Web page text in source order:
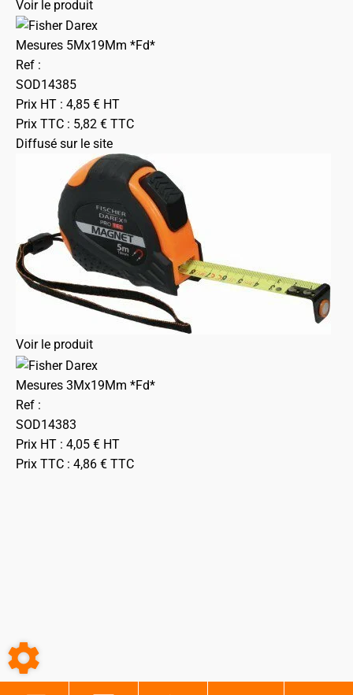
Voir le produit
Mesures 5Mx19Mm *Fd*
Ref :
SOD14385
Prix HT : 4,85 € HT
Prix TTC : 5,82 € TTC
Diffusé sur le site
Voir le produit
Mesures 3Mx19Mm *Fd*
Ref :
SOD14383
Prix HT : 4,05 € HT
Prix TTC : 4,86 € TTC